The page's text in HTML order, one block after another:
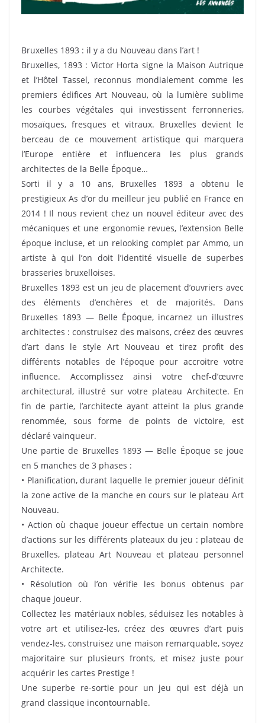
Bruxelles 1893 : il y a du Nouveau dans l’art !
Bruxelles, 1893 : Victor Horta signe la Maison Autrique
et l’Hôtel Tassel, reconnus mondialement comme les
premiers édifices Art Nouveau, où la lumière sublime
les courbes végétales qui investissent ferronneries,
mosaïques, fresques et vitraux. Bruxelles devient le
berceau de ce mouvement artistique qui marquera
l’Europe entière et influencera les plus grands
architectes de la Belle Époque…
Sorti il y a 10 ans, Bruxelles 1893 a obtenu le
prestigieux As d’or du meilleur jeu publié en France en
2014 ! Il nous revient chez un nouvel éditeur avec des
mécaniques et une ergonomie revues, l’extension Belle
époque incluse, et un relooking complet par Ammo, un
artiste à qui l’on doit l’identité visuelle de superbes
brasseries bruxelloises.
Bruxelles 1893 est un jeu de placement d’ouvriers avec
des éléments d’enchères et de majorités. Dans
Bruxelles 1893 — Belle Époque, incarnez un illustres
architectes : construisez des maisons, créez des œuvres
d’art dans le style Art Nouveau et tirez profit des
différents notables de l’époque pour accroitre votre
influence. Accomplissez ainsi votre chef-d’œuvre
architectural, illustré sur votre plateau Architecte. En
fin de partie, l’architecte ayant atteint la plus grande
renommée, sous forme de points de victoire, est
déclaré vainqueur.
Une partie de Bruxelles 1893 — Belle Époque se joue
en 5 manches de 3 phases :
• Planification, durant laquelle le premier joueur définit
la zone active de la manche en cours sur le plateau Art
Nouveau.
• Action où chaque joueur effectue un certain nombre
d’actions sur les différents plateaux du jeu : plateau de
Bruxelles, plateau Art Nouveau et plateau personnel
Architecte.
• Résolution où l’on vérifie les bonus obtenus par
chaque joueur.
Collectez les matériaux nobles, séduisez les notables à
votre art et utilisez-les, créez des œuvres d’art puis
vendez-les, construisez une maison remarquable, soyez
majoritaire sur plusieurs fronts, et misez juste pour
acquérir les cartes Prestige !
Une superbe re-sortie pour un jeu qui est déjà un
grand classique incontournable.